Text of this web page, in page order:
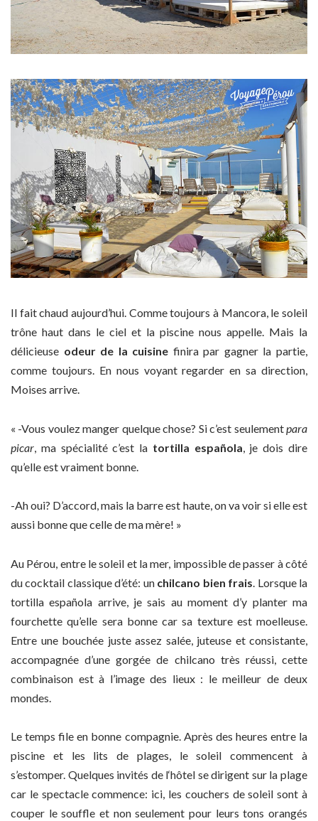
Il fait chaud aujourd’hui. Comme toujours à Mancora, le soleil
trône haut dans le ciel et la piscine nous appelle. Mais la
délicieuse odeur de la cuisine finira par gagner la partie,
comme toujours. En nous voyant regarder en sa direction,
Moises arrive.
« -Vous voulez manger quelque chose? Si c’est seulementpara
picar , ma spécialité c’est la tortilla española , je dois dire
qu’elle est vraiment bonne.
-Ah oui? D’accord, mais la barre est haute, on va voir si elle est
aussi bonne que celle de ma mère! »
Au Pérou, entre le soleil et la mer, impossible de passer à côté
du cocktail classique d’été: un chilcano bien frais . Lorsque la
tortilla española arrive, je sais au moment d’y planter ma
fourchette qu’elle sera bonne car sa texture est moelleuse.
Entre une bouchée juste assez salée, juteuse et consistante,
accompagnée d’une gorgée de chilcano très réussi, cette
combinaison est à l’image des lieux : le meilleur de deux
mondes.
Le temps file en bonne compagnie. Après des heures entre la
piscine et les lits de plages, le soleil commencent à
s’estomper. Quelques invités de l‘hôtel se dirigent sur la plage
car le spectacle commence: ici, les couchers de soleil sont à
couper le souffle et non seulement pour leurs tons orangés